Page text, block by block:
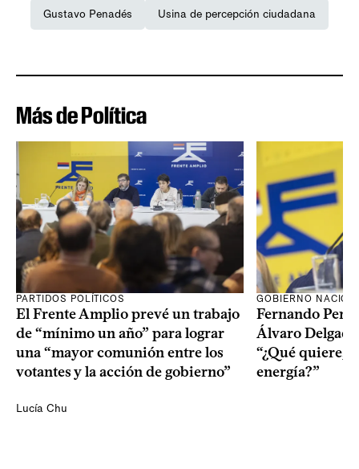
Gustavo Penadés Usina de percepción ciudadana
Más de Política
PARTIDOS POLÍTICOS
El Frente Amplio prevé un trabajo
de “mínimo un año” para lograr
una “mayor comunión entre los
votantes y la acción de gobierno”
Lucía Chu
GOBIERNO
Fernando
Álvaro
“¿Qué quiere,
energía?”